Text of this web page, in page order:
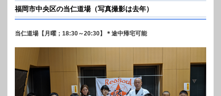
福岡市中央区の当仁道場（写真撮影は去年）
当仁道場【月曜；18:30～20:30】＊途中帰宅可能